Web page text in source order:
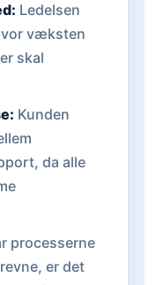
Ledelsen
væksten
skal
Kunden
da alle
processerne
er det